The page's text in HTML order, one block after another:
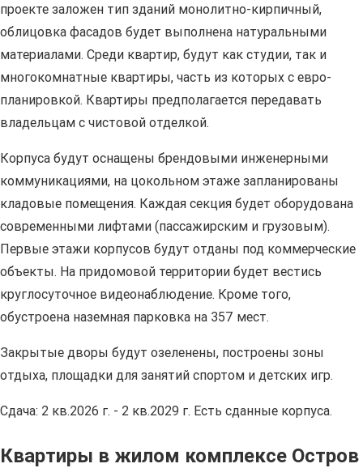
проекте заложен тип зданий монолитно-кирпичный,
облицовка фасадов будет выполнена натуральными
материалами. Среди квартир, будут как студии, так и
многокомнатные квартиры, часть из которых с евро-
планировкой. Квартиры предполагается передавать
владельцам с чистовой отделкой.
Корпуса будут оснащены брендовыми инженерными
коммуникациями, на цокольном этаже запланированы
кладовые помещения. Каждая секция будет оборудована
современными лифтами (пассажирским и грузовым).
Первые этажи корпусов будут отданы под коммерческие
объекты. На придомовой территории будет вестись
круглосуточное видеонаблюдение. Кроме того,
обустроена наземная парковка на 357 мест.
Закрытые дворы будут озеленены, построены зоны
отдыха, площадки для занятий спортом и детских игр.
Сдача: 2 кв.2026 г. - 2 кв.2029 г. Есть сданные корпуса.
Квартиры в жилом комплексе Остров